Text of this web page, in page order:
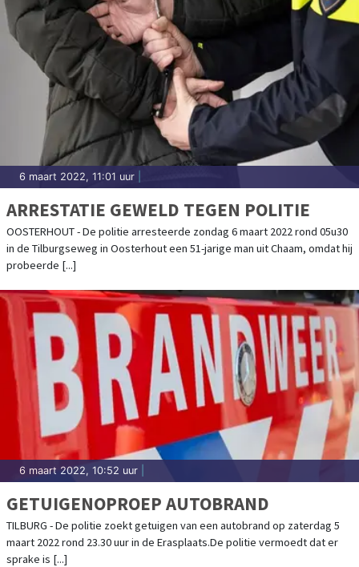
6 maart 2022, 11:01 uur
ARRESTATIE GEWELD TEGEN POLITIE
OOSTERHOUT - De politie arresteerde zondag 6 maart 2022 rond 05u30
in de Tilburgseweg in Oosterhout een 51-jarige man uit Chaam, omdat hij
probeerde [...]
6 maart 2022, 10:52 uur
GETUIGENOPROEP AUTOBRAND
TILBURG - De politie zoekt getuigen van een autobrand op zaterdag 5
maart 2022 rond 23.30 uur in de Erasplaats.De politie vermoedt dat er
sprake is [...]